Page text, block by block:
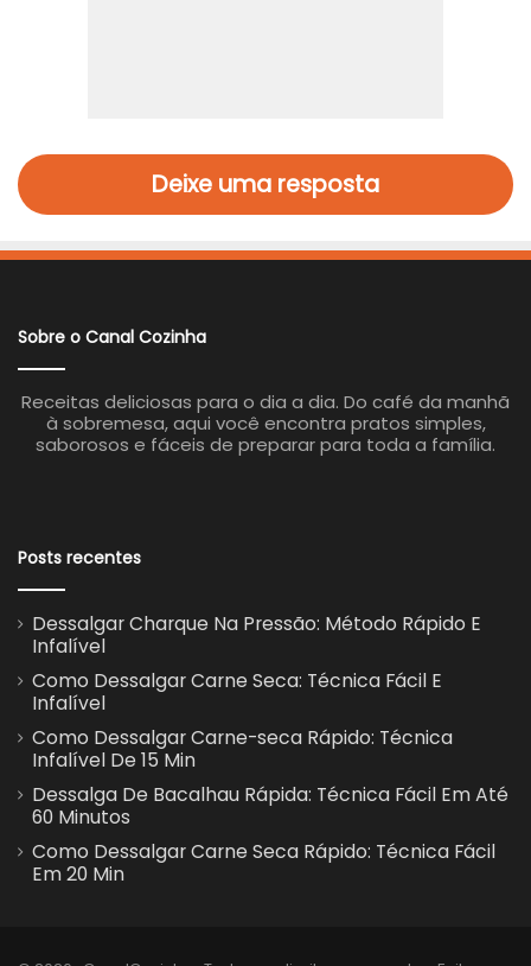
Deixe uma resposta
Sobre o Canal Cozinha
Receitas deliciosas para o dia a dia. Do café da manhã
à sobremesa, aqui você encontra pratos simples,
saborosos e fáceis de preparar para toda a família.
Posts recentes
Dessalgar Charque Na Pressão: Método Rápido E
Infalível
Como Dessalgar Carne Seca: Técnica Fácil E
Infalível
Como Dessalgar Carne-seca Rápido: Técnica
Infalível De 15 Min
Dessalga De Bacalhau Rápida: Técnica Fácil Em Até
60 Minutos
Como Dessalgar Carne Seca Rápido: Técnica Fácil
Em 20 Min